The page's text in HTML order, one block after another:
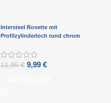
Intersteel Rosette mit
Profilzylinderloch rund chrom
11,95€ 9,99 €